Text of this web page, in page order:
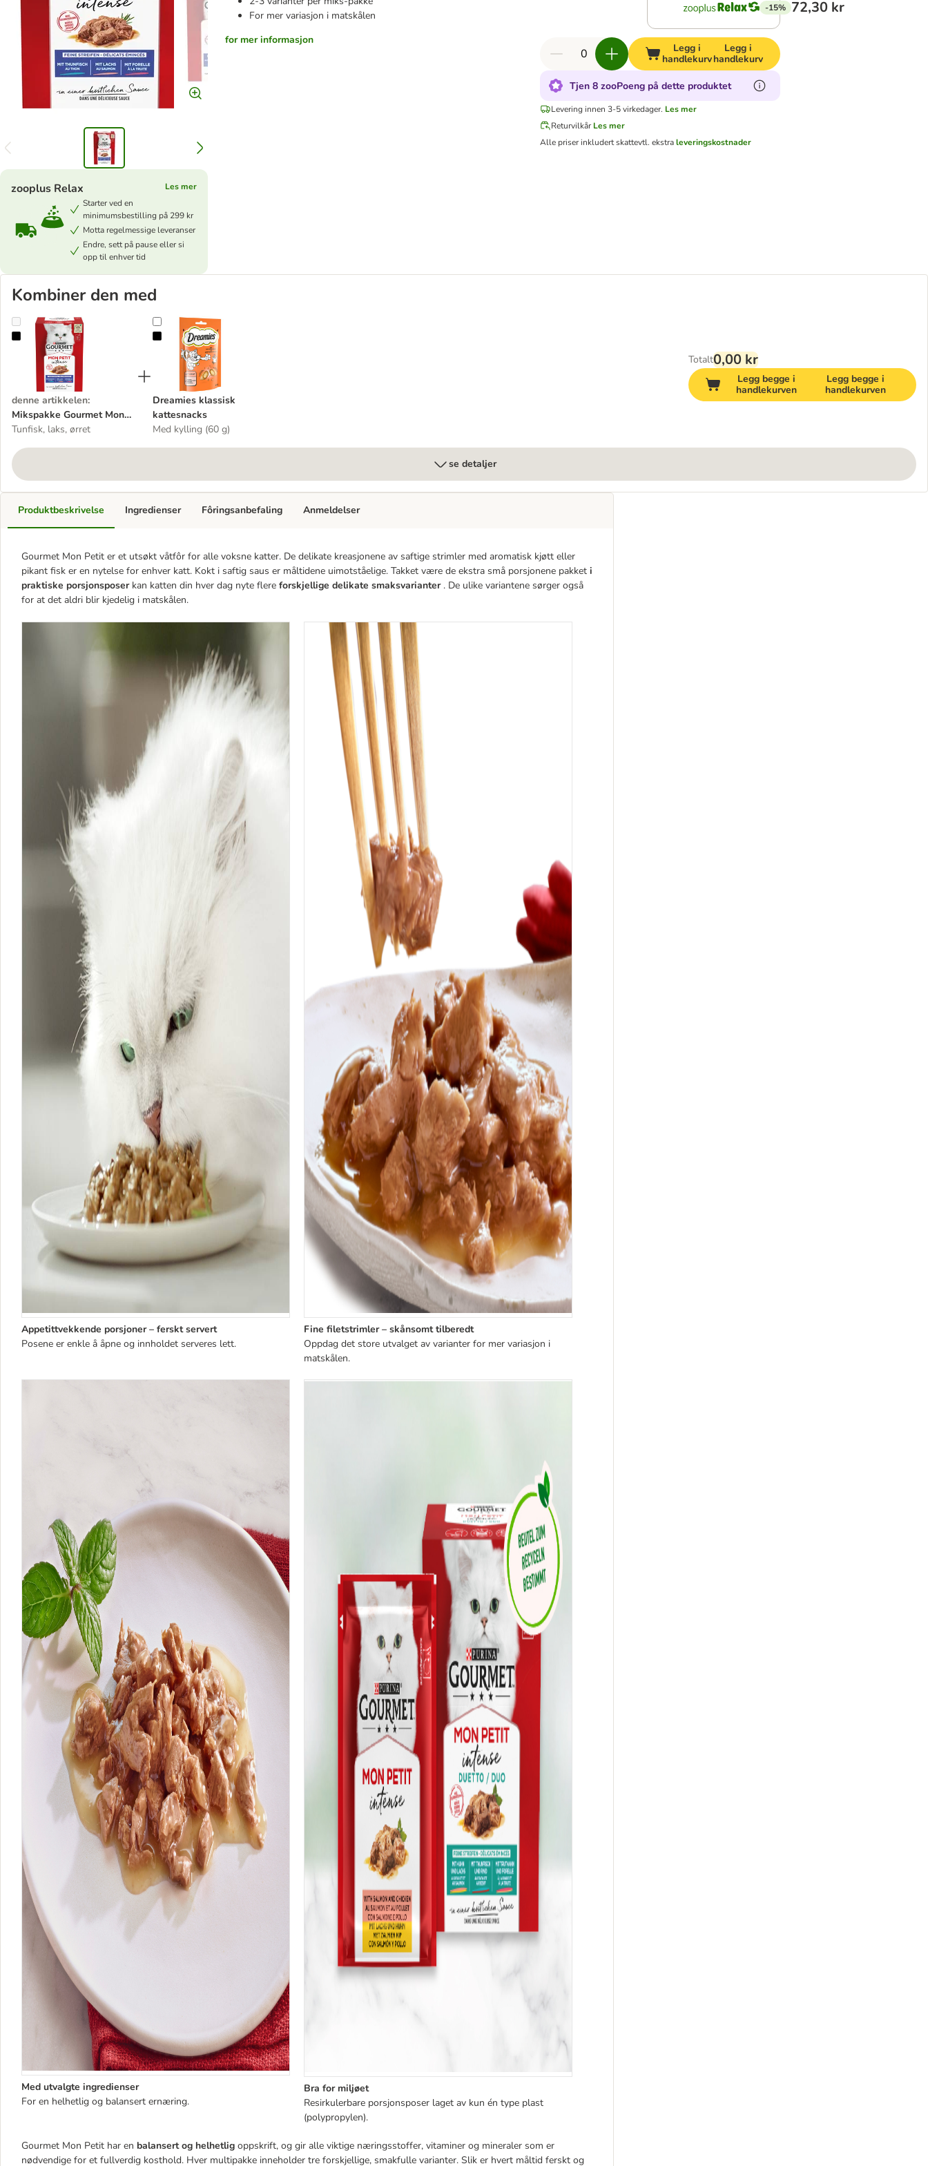
For mer variasjon i matskålen
for mer informasjon
zooplus Relax
Les mer
Starter ved en
minimumsbestilling på 299 kr
Motta regelmessige leveranser
Endre, sett på pause eller si
opp til enhver tid
-15% 72,30 kr
Legg i
handlekurv
Legg i
handlekurv
Tjen 8 zooPoeng på dette produktet
Levering innen 3-5 virkedager. Les mer
Returvilkår Les mer
Alle priser inkludert skattevtl. ekstraleveringskostnader
Kombiner den med
Mikspakke Gourmet Mon Petit 12 x 50 g
denne artikkelen:
Mikspakke Gourmet Mon
Petit 12 x 50 g
Tunfisk, laks, ørret
Dreamies klassisk kattesnacks
Dreamies klassisk
kattesnacks
Med kylling (60 g)
Totalt0,00 kr
Legg begge i
handlekurven
Legg begge i
handlekurven
se detaljer
Produktbeskrivelse
Gourmet Mon Petit er et utsøkt våtfôr for alle voksne katter. De delikate kreasjonene av saftige strimler med aromatisk kjøtt eller
pikant fisk er en nytelse for enhver katt. Kokt i saftig saus er måltidene uimotståelige. Takket være de ekstra små porsjonene pakket i
praktiske porsjonsposerkan katten din hver dag nyte flere forskjellige delikate smaksvarianter. De ulike variantene sørger også
for at det aldri blir kjedelig i matskålen.
Appetittvekkende porsjoner – ferskt servert
Posene er enkle å åpne og innholdet serveres lett.
Fine filetstrimler – skånsomt tilberedt
Oppdag det store utvalget av varianter for mer variasjon i
matskålen.
Med utvalgte ingredienser
For en helhetlig og balansert ernæring.
Bra for miljøet
Resirkulerbare porsjonsposer laget av kun én type plast
(polypropylen).
Gourmet Mon Petit har en balansert og helhetlig oppskrift, og gir alle viktige næringsstoffer, vitaminer og mineraler som er
nødvendige for et fullverdig kosthold. Hver multipakke inneholder tre forskjellige, smakfulle varianter. Slik er hvert måltid ferskt og
Ingredienser Fôringsanbefaling Anmeldelser